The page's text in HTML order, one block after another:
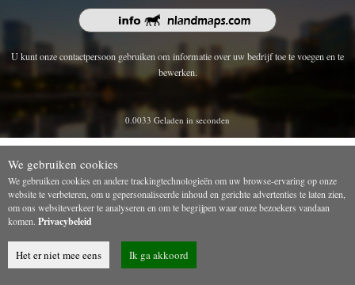
U kunt onze contactpersoon gebruiken om informatie over uw bedrijf toe te voegen en te
bewerken.
0.0033 Geladen in seconden
We gebruiken cookies
We gebruiken cookies en andere trackingtechnologieën om uw browse-ervaring op onze
website te verbeteren, om u gepersonaliseerde inhoud en gerichte advertenties te laten zien,
om ons websiteverkeer te analyseren en om te begrijpen waar onze bezoekers vandaan
komen. Privacybeleid
Het er niet mee eens Ik ga akkoord